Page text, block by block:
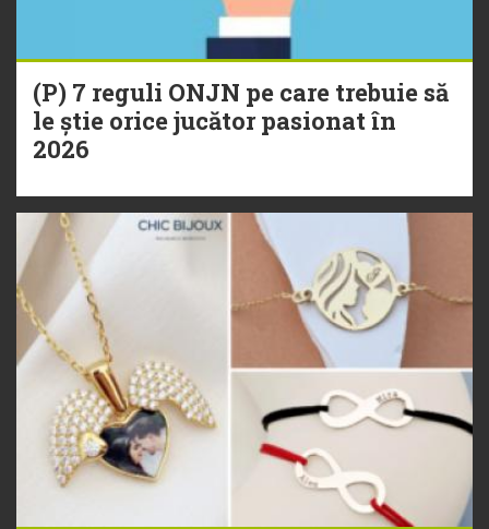
(P) 7 reguli ONJN pe care trebuie să
le știe orice jucător pasionat în
2026